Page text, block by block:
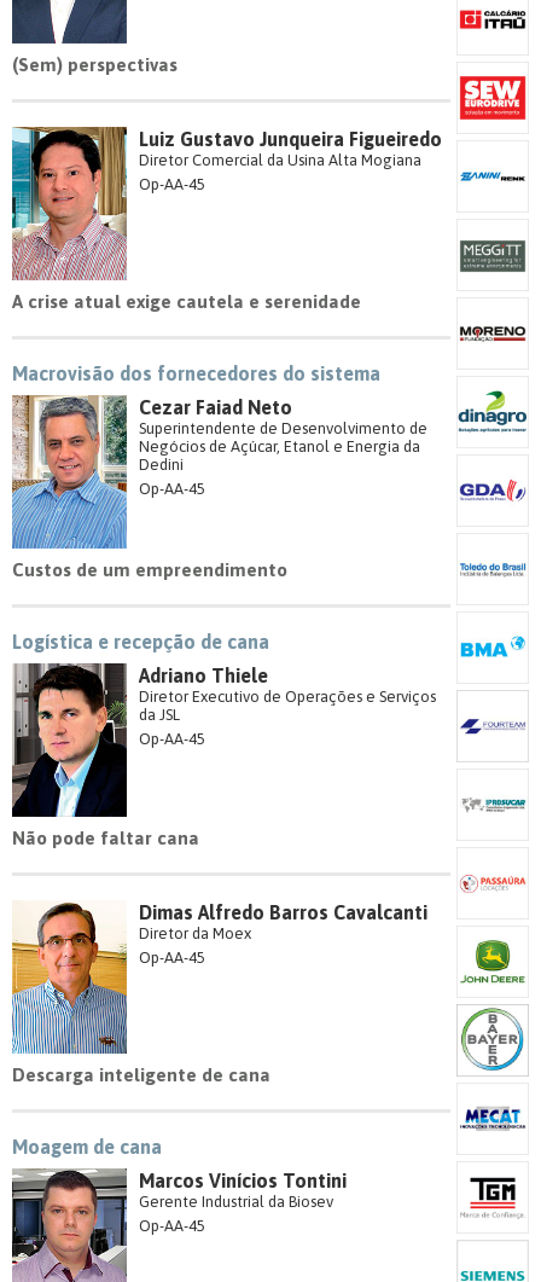
(Sem) perspectivas
Luiz Gustavo Junqueira Figueiredo
Diretor Comercial da Usina Alta Mogiana
Op-AA-45
A crise atual exige cautela e serenidade
Macrovisão dos fornecedores do sistema
Cezar Faiad Neto
Superintendente de Desenvolvimento de
Negócios de Açúcar, Etanol e Energia da
Dedini
Op-AA-45
Custos de um empreendimento
Logística e recepção de cana
Adriano Thiele
Diretor Executivo de Operações e Serviços
da JSL
Op-AA-45
Não pode faltar cana
Dimas Alfredo Barros Cavalcanti
Diretor da Moex
Op-AA-45
Descarga inteligente de cana
Moagem de cana
Marcos Vinícios Tontini
Gerente Industrial da Biosev
Op-AA-45